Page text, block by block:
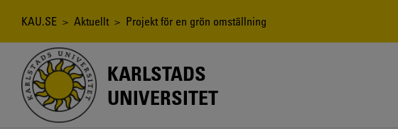
Länkstig
KAU.SE > Aktuellt > Projekt för en grön omställning
KARLSTADS
UNIVERSITET